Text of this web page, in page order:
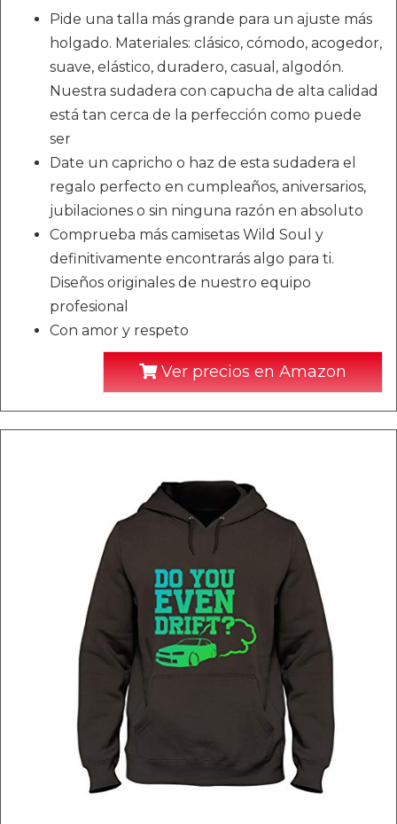
Pide una talla más grande para un ajuste más
holgado. Materiales: clásico, cómodo, acogedor,
suave, elástico, duradero, casual, algodón.
Nuestra sudadera con capucha de alta calidad
está tan cerca de la perfección como puede
ser
Date un capricho o haz de esta sudadera el
regalo perfecto en cumpleaños, aniversarios,
jubilaciones o sin ninguna razón en absoluto
Comprueba más camisetas Wild Soul y
definitivamente encontrarás algo para ti.
Diseños originales de nuestro equipo
profesional
Con amor y respeto
Ver precios en Amazon